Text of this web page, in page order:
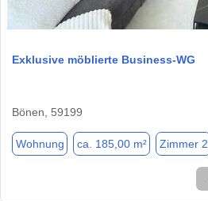
Exklusive möblierte Business-WG
Bönen, 59199
Wohnung ca. 185,00 m² Zimmer 2